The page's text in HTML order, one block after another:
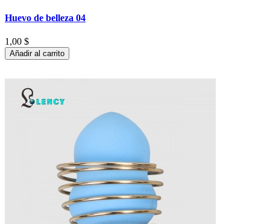
Huevo de belleza 04
1,00 $
Añadir al carrito